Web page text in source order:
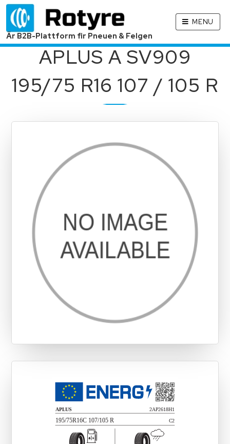
Är B2B-Plattform fir Pneuen & Felgen
MENU
APLUS A SV909
195/75 R16 107 / 105 R